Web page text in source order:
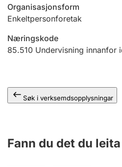
Ektepaktrettleiaren
Andre tema
Organisasjonsform
Enkeltpersonforetak
Næringskode
85.510 Undervisning innanfor
Søk i verksemdsopplysningar
Fann du det du